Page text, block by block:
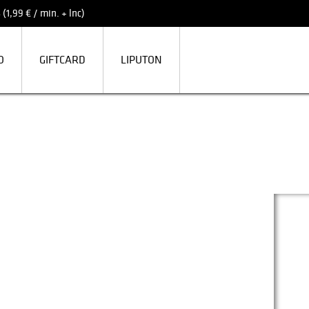
(1,99 € / min. + lnc)
GIFTCARD LIPUTON